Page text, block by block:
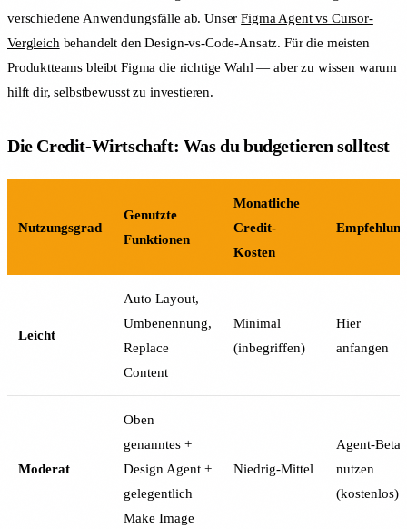
verschiedene Anwendungsfälle ab. UnserFigma Agent vs Cursor-
Vergleich behandelt den Design-vs-Code-Ansatz. Für die meisten
Produktteams bleibt Figma die richtige Wahl — aber zu wissen warum
hilft dir, selbstbewusst zu investieren.
Die Credit-Wirtschaft: Was du budgetieren solltest
Nutzungsgrad
Genutzte
Funktionen
Monatliche
Credit-
Kosten
Empfehlung
Leicht
Auto Layout,
Umbenennung,
Replace
Content
Minimal
(inbegriffen)
Hier
anfangen
Moderat
Oben
genanntes +
Design Agent +
gelegentlich
Make Image
Niedrig-Mittel
Agent-Beta
nutzen
(kostenlos)